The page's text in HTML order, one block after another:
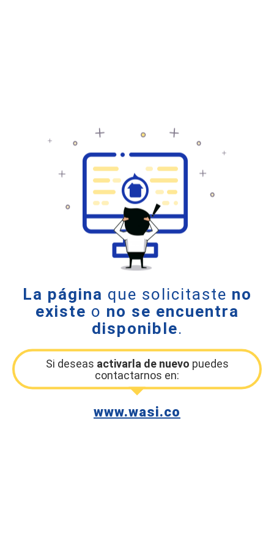
La página que solicitaste no
existe o no se encuentra
disponible.
Si deseas activarla de nuevo puedes
contactarnos en:
www.wasi.co